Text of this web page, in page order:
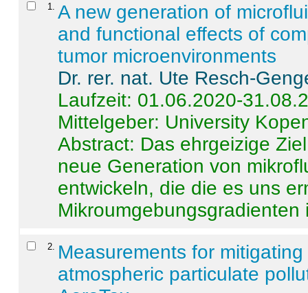
1
A new generation of
and functional effects of
tumor microenvironments
Dr. rer. nat. Ute Resch-
Laufzeit: 01.06.2020-
Mittelgeber: University
Abstract: Das ehrgeizige
neue Generation von
entwickeln, die die es uns
Mikroumgebungsgradienten
2
Measurements for
atmospheric particulate